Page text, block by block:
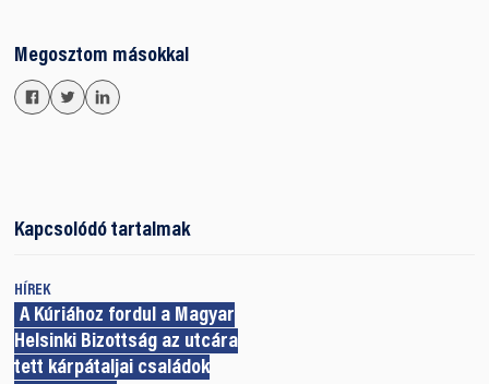
Megosztom másokkal
Kapcsolódó tartalmak
HÍREK
A Kúriához fordul a Magyar
Helsinki Bizottság az utcára
tett kárpátaljai családok